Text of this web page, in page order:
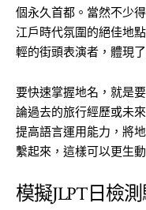
個永久首都。當然不少得
江戶時代氛圍的絕佳地
輕的街頭表演者，體現
要快速掌握地名，就是
論過去的旅行經歷或未
提高語言運用能力，將
繫起來，這樣可以更生
模擬JLPT日檢